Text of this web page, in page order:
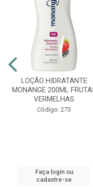
LOÇÃO HIDRATANTE
MONANGE 200ML
VERMELHAS
Código: 273
Faça login ou
cadastre-se